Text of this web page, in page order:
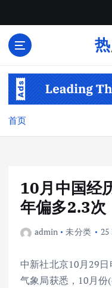
首页
10月中国经
年偏多2.3次
admin 未分类 25
中新社北京10月29
气象局获悉，10月